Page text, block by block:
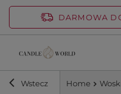
DARMOWA
Wstecz Home